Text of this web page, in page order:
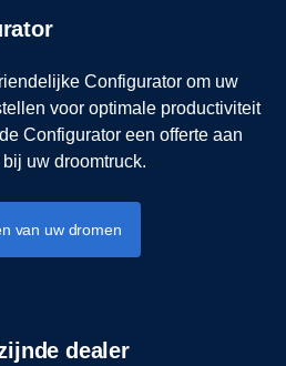
Configurator om uw
voor optimale productiviteit
Configurator een offerte aan
uw droomtruck.
van uw dromen
dealer